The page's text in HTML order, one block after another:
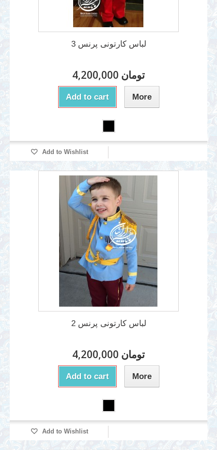
لباس کارتونی پرنس 3
4,200,000 تومان
Add to cart More
Add to Wishlist
لباس کارتونی پرنس 2
4,200,000 تومان
Add to cart More
Add to Wishlist